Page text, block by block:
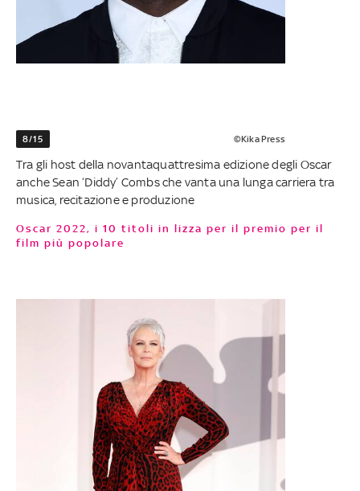
8/15 ©Kika Press
Tra gli host della novantaquattresima edizione degli Oscar
anche Sean ‘Diddy’ Combs che vanta una lunga carriera tra
musica, recitazione e produzione
Oscar 2022, i 10 titoli in lizza per il premio per il
film più popolare